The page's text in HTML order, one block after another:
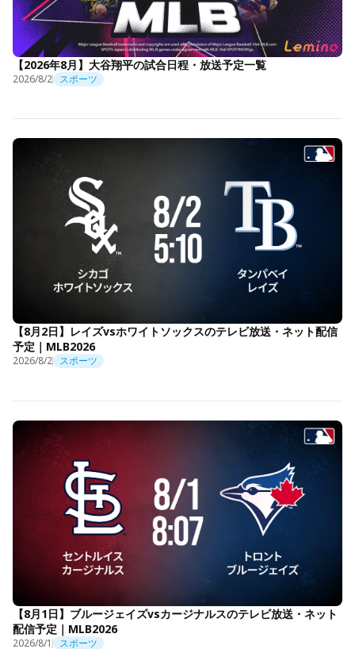
【2026年8月】大谷翔平の試合日程・放送予定一覧
2026/8/2 スポーツ
【8月2日】レイズvsホワイトソックスのテレビ放送・ネット配信
予定｜MLB2026
2026/8/2 スポーツ
【8月1日】ブルージェイズvsカージナルスのテレビ放送・ネット
配信予定｜MLB2026
2026/8/1 スポーツ